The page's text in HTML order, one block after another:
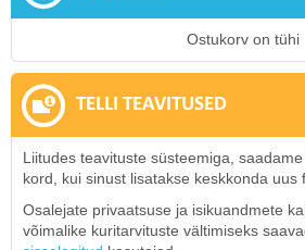
Ostukorv on tühi
TELLI TEAVITUSED
Liitudes teavituste süsteemiga,
kord, kui sinust lisatakse keskkonda uus
Osalejate privaatsuse ja isikuandmete
võimalike kuritarvituste vältimiseks